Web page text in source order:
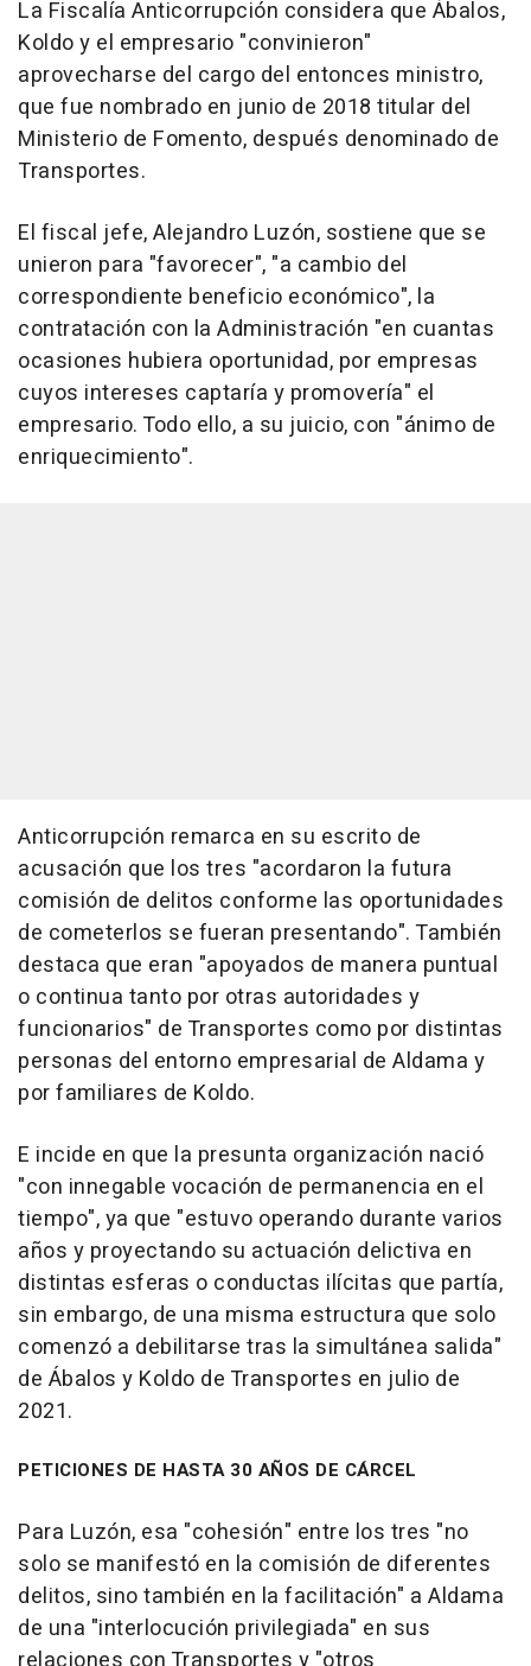
La Fiscalía Anticorrupción considera que Ábalos,
Koldo y el empresario "convinieron"
aprovecharse del cargo del entonces ministro,
que fue nombrado en junio de 2018 titular del
Ministerio de Fomento, después denominado de
Transportes.
El fiscal jefe, Alejandro Luzón, sostiene que se
unieron para "favorecer", "a cambio del
correspondiente beneficio económico", la
contratación con la Administración "en cuantas
ocasiones hubiera oportunidad, por empresas
cuyos intereses captaría y promovería" el
empresario. Todo ello, a su juicio, con "ánimo de
enriquecimiento".
Anticorrupción remarca en su escrito de
acusación que los tres "acordaron la futura
comisión de delitos conforme las oportunidades
de cometerlos se fueran presentando". También
destaca que eran "apoyados de manera puntual
o continua tanto por otras autoridades y
funcionarios" de Transportes como por distintas
personas del entorno empresarial de Aldama y
por familiares de Koldo.
E incide en que la presunta organización nació
"con innegable vocación de permanencia en el
tiempo", ya que "estuvo operando durante varios
años y proyectando su actuación delictiva en
distintas esferas o conductas ilícitas que partía,
sin embargo, de una misma estructura que solo
comenzó a debilitarse tras la simultánea salida"
de Ábalos y Koldo de Transportes en julio de
2021.
PETICIONES DE HASTA 30 AÑOS DE CÁRCEL
Para Luzón, esa "cohesión" entre los tres "no
solo se manifestó en la comisión de diferentes
delitos, sino también en la facilitación" a Aldama
de una "interlocución privilegiada" en sus